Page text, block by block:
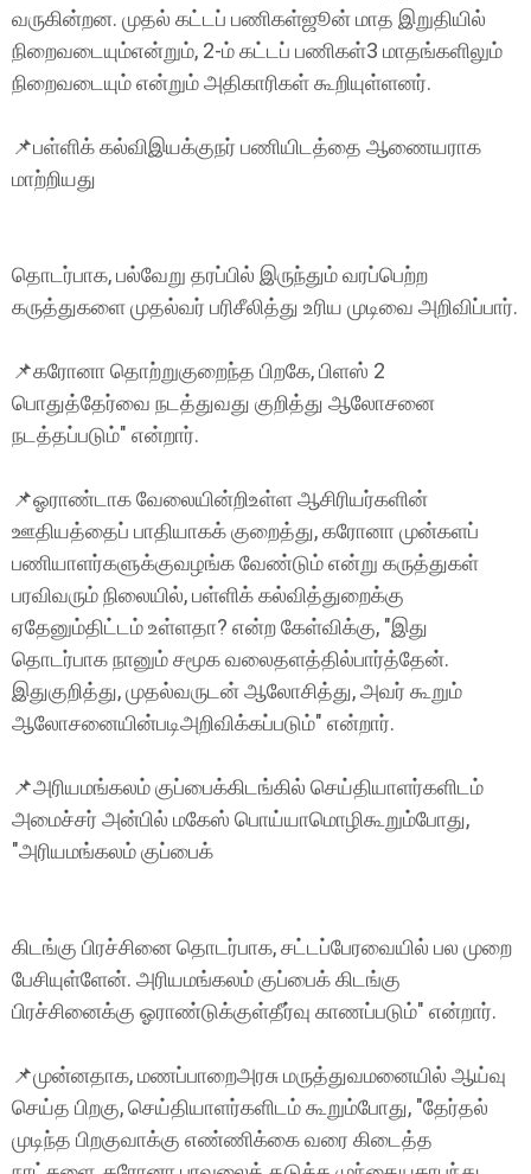
வருகின்றன. முதல் கட்டப் பணிகள்ஜூன் மாத இறுதியில்
நிறைவடையும்என்றும், 2-ம் கட்டப் பணிகள்3 மாதங்களிலும்
நிறைவடையும் என்றும் அதிகாரிகள் கூறியுள்ளனர்.
📌பள்ளிக் கல்விஇயக்குநர் பணியிடத்தை ஆணையராக
மாற்றியது
தொடர்பாக, பல்வேறு தரப்பில் இருந்தும் வரப்பெற்ற
கருத்துகளை முதல்வர் பரிசீலித்து உரிய முடிவை அறிவிப்பார்.
📌கரோனா தொற்றுகுறைந்த பிறகே, பிளஸ் 2
பொதுத்தேர்வை நடத்துவது குறித்து ஆலோசனை
நடத்தப்படும்" என்றார்.
📌ஓராண்டாக வேலையின்றிஉள்ள ஆசிரியர்களின்
ஊதியத்தைப் பாதியாகக் குறைத்து, கரோனா முன்களப்
பணியாளர்களுக்குவழங்க வேண்டும் என்று கருத்துகள்
பரவிவரும் நிலையில், பள்ளிக் கல்வித்துறைக்கு
ஏதேனும்திட்டம் உள்ளதா? என்ற கேள்விக்கு, "இது
தொடர்பாக நானும் சமூக வலைதளத்தில்பார்த்தேன்.
இதுகுறித்து, முதல்வருடன் ஆலோசித்து, அவர் கூறும்
ஆலோசனையின்படிஅறிவிக்கப்படும்" என்றார்.
📌அரியமங்கலம் குப்பைக்கிடங்கில் செய்தியாளர்களிடம்
அமைச்சர் அன்பில் மகேஸ் பொய்யாமொழிகூறும்போது,
"அரியமங்கலம் குப்பைக்
கிடங்கு பிரச்சினை தொடர்பாக, சட்டப்பேரவையில் பல முறை
பேசியுள்ளேன். அரியமங்கலம் குப்பைக் கிடங்கு
பிரச்சினைக்கு ஓராண்டுக்குள்தீர்வு காணப்படும்" என்றார்.
📌முன்னதாக, மணப்பாறைஅரசு மருத்துவமனையில் ஆய்வு
செய்த பிறகு, செய்தியாளர்களிடம் கூறும்போது, "தேர்தல்
முடிந்த பிறகுவாக்கு எண்ணிக்கை வரை கிடைத்த